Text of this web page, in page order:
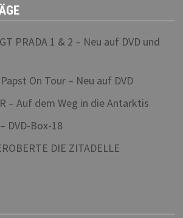
PRADA 1 & 2 – Neu auf DVD und
On Tour – Neu auf DVD
– Auf dem Weg in die Antarktis
DVD-Box-18
DIE ZITADELLE